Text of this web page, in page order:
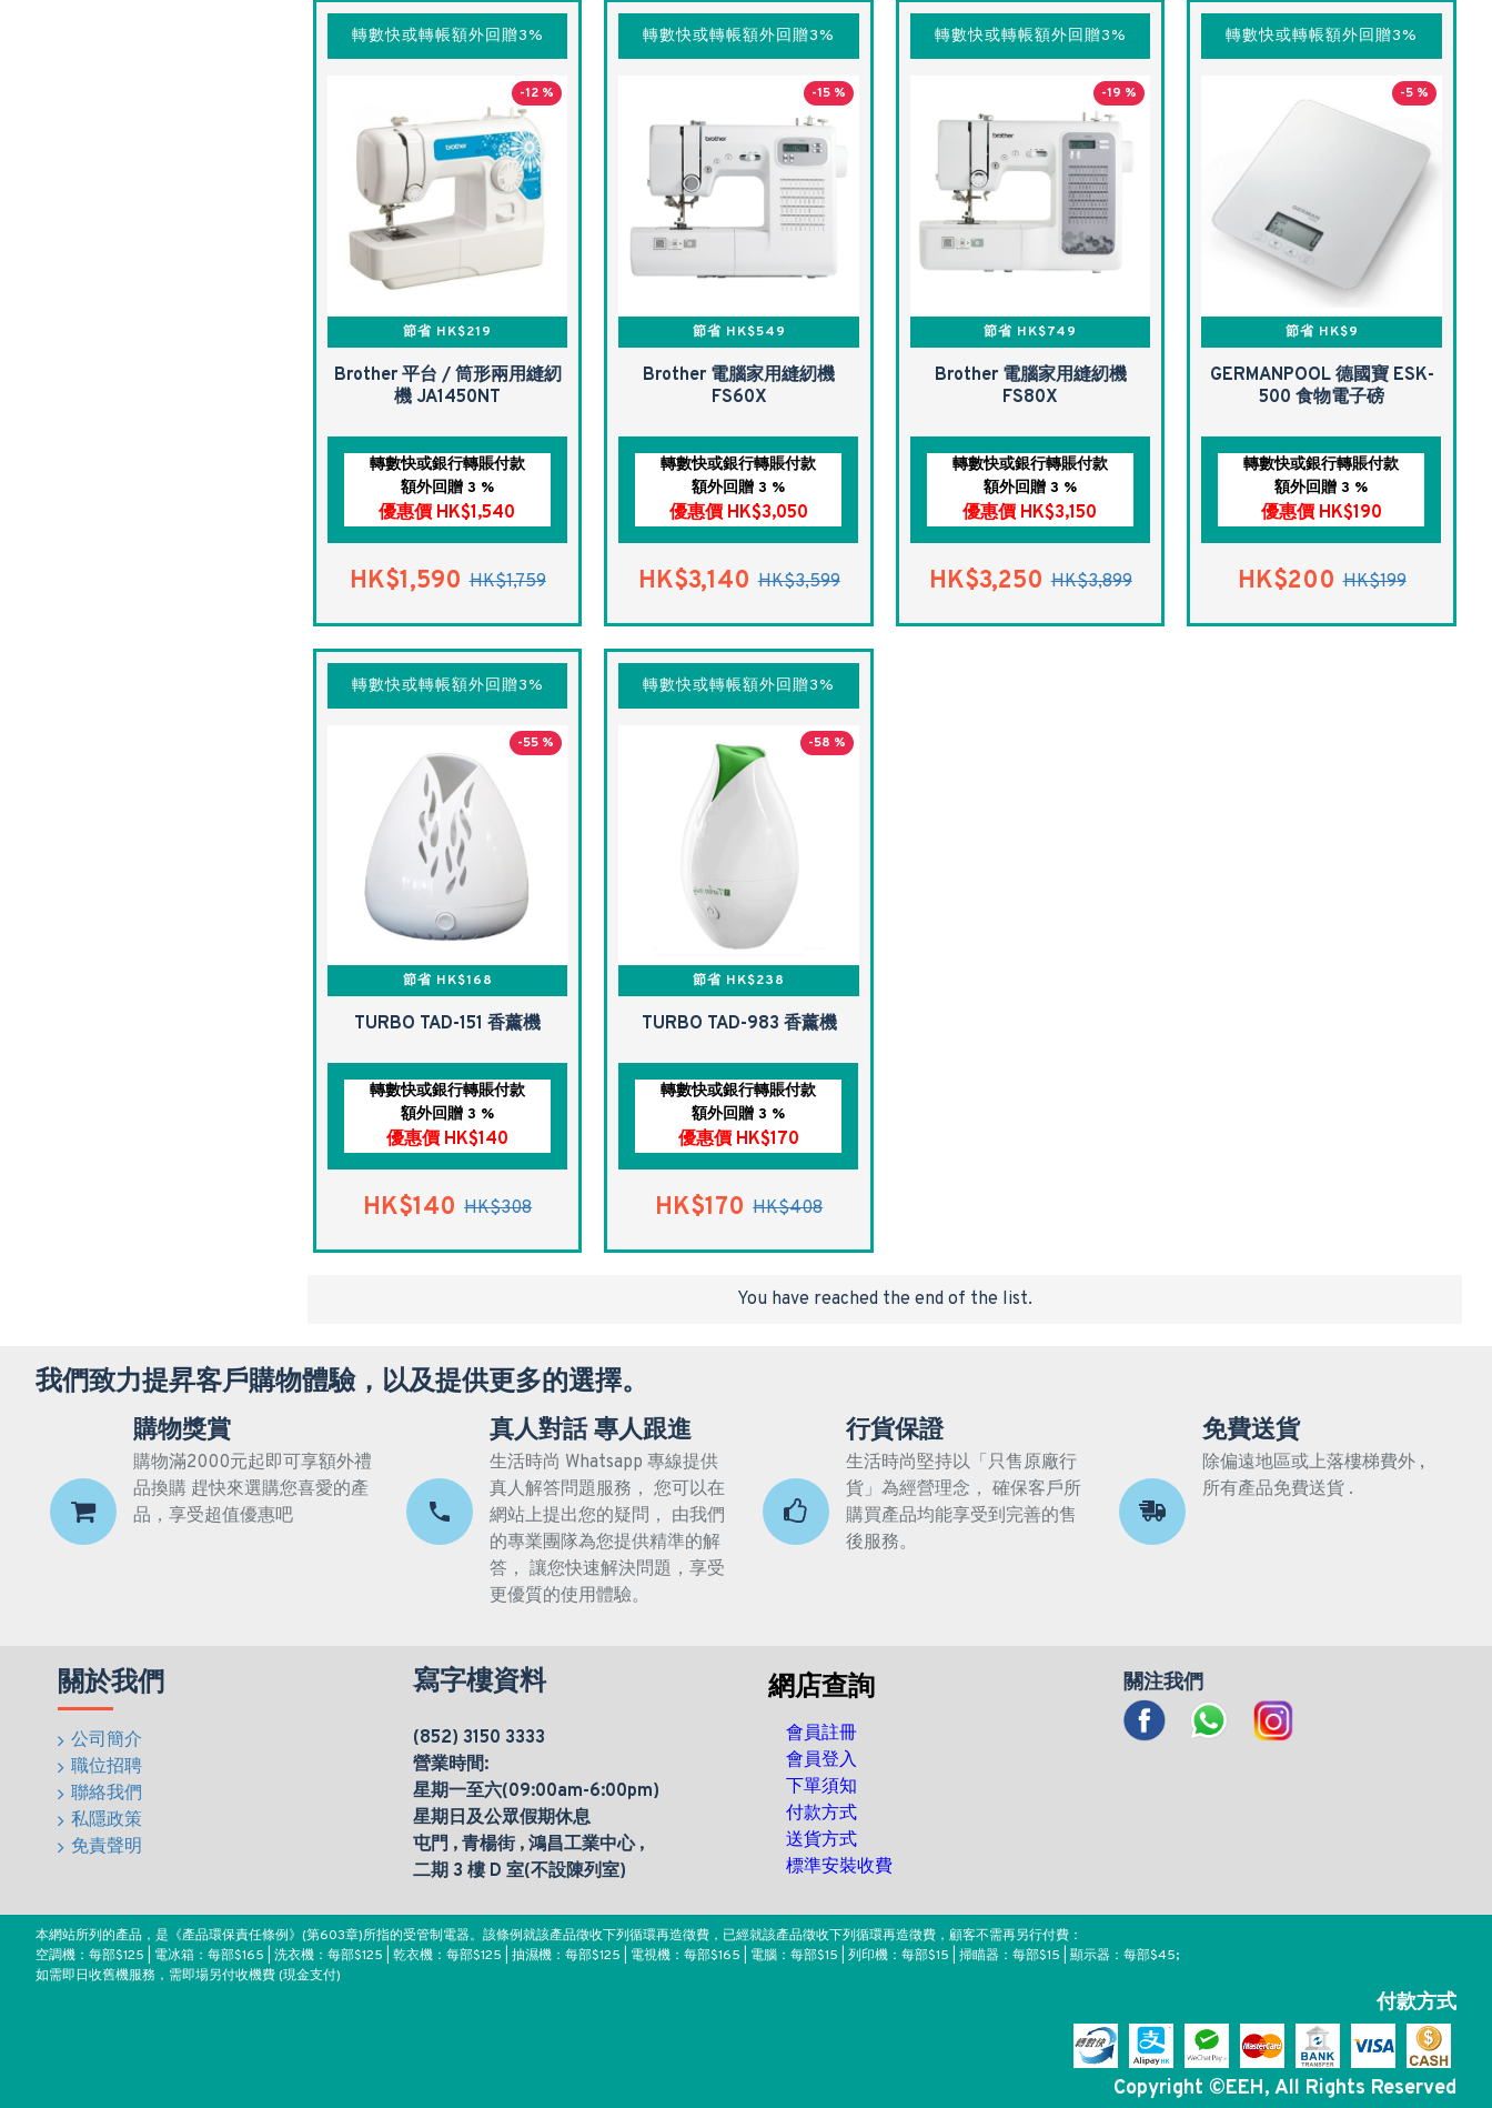
轉數快或轉帳額外回贈3%
-12 %
節省 HK$219
Brother 平台 / 筒形兩用縫紉
機 JA1450NT
轉數快或銀行轉賬付款
額外回贈 3 %
優惠價 HK$1,540
HK$1,590 HK$1,759
轉數快或轉帳額外回贈3%
-15 %
節省 HK$549
Brother 電腦家用縫紉機
FS60X
轉數快或銀行轉賬付款
額外回贈 3 %
優惠價 HK$3,050
HK$3,140 HK$3,599
轉數快或轉帳額外回贈3%
-19 %
節省 HK$749
Brother 電腦家用縫紉機
FS80X
轉數快或銀行轉賬付款
額外回贈 3 %
優惠價 HK$3,150
HK$3,250 HK$3,899
轉數快或轉帳額外回贈3%
-5 %
節省 HK$9
GERMANPOOL 德國寶 ESK-
500 食物電子磅
轉數快或銀行轉賬付款
額外回贈 3 %
優惠價 HK$190
HK$200 HK$199
轉數快或轉帳額外回贈3%
-55 %
節省 HK$168
TURBO TAD-151 香薰機
轉數快或銀行轉賬付款
額外回贈 3 %
優惠價 HK$140
HK$140 HK$308
轉數快或轉帳額外回贈3%
-58 %
節省 HK$238
TURBO TAD-983 香薰機
轉數快或銀行轉賬付款
額外回贈 3 %
優惠價 HK$170
HK$170 HK$408
You have reached the end of the list.
我們致力提昇客戶購物體驗，以及提供更多的選擇。
購物獎賞
購物滿2000元起即可享額外禮
品換購 趕快來選購您喜愛的產
品，享受超值優惠吧
真人對話 專人跟進
生活時尚 Whatsapp 專線提供
真人解答問題服務， 您可以在
網站上提出您的疑問， 由我們
的專業團隊為您提供精準的解
答， 讓您快速解決問題，享受
更優質的使用體驗。
行貨保證
生活時尚堅持以「只售原廠行
貨」為經營理念， 確保客戶所
購買產品均能享受到完善的售
後服務。
免費送貨
除偏遠地區或上落樓梯費外 ,
所有產品免費送貨 .
關於我們
公司簡介
職位招聘
聯絡我們
私隱政策
免責聲明
寫字樓資料
(852) 3150 3333
營業時間:
星期一至六(09:00am-6:00pm)
星期日及公眾假期休息
屯門 , 青楊街 , 鴻昌工業中心 ,
二期 3 樓 D 室(不設陳列室)
網店查詢
會員註冊
會員登入
下單須知
付款方式
送貨方式
標準安裝收費
關注我們
本網站所列的產品，是《產品環保責任條例》(第603章)所指的受管制電器。該條例就該產品徵收下列循環再造徵費，已經就該產品徵收下列循環再造徵費，顧客不需再另行付費：
空調機：每部$125 | 電冰箱：每部$165 | 洗衣機：每部$125 | 乾衣機：每部$125 | 抽濕機：每部$125 | 電視機：每部$165 | 電腦：每部$15 | 列印機：每部$15 | 掃瞄器：每部$15 | 顯示器：每部$45;
如需即日收舊機服務，需即場另付收機費 (現金支付)
付款方式
Copyright ©EEH, All Rights Reserved